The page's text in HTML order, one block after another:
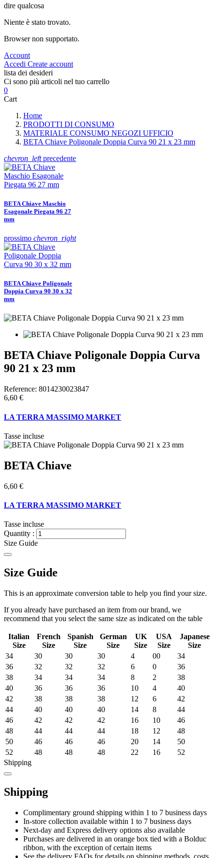
dire qualcosa
Niente è stato trovato.
Browser non supportato.
Account
Accedi Create account
lista dei desideri
Ci sono più articoli nel tuo carrello
0
Cart
Home
PRODOTTI DI CONSUMO
MATERIALE CONSUMO NEGOZI UFFICIO
BETA Chiave Poligonale Doppia Curva 90 21 x 23 mm
chevron_leftprecedente
BETA Chiave Maschio
Esagonale Piegata 96 27
mm
prossimo chevron_right
BETA Chiave Poligonale
Doppia Curva 90 30 x 32
mm
BETA Chiave Poligonale Doppia Curva
90 21 x 23 mm
Reference: 8014230023847
6,60 €
LA TERRA MASSIMO MARKET
Tasse incluse
BETA Chiave
6,60 €
LA TERRA MASSIMO MARKET
Tasse incluse
Quantity :
Size Guide
Size Guide
This is an approximate conversion table to help you find your size.
If you already have purchased an item from our brand, we
recommend that you select the same size as indicated on the table
Italian
Size
French
Size
Spanish
Size
German
Size
UK
Size
USA
Size
Japanese
Size
34
30 30 30 4 00
34
36
32 32 32 6 0
36
38
34 34 34 8 2
38
40
36 36 36 10 4
40
42
38 38 38 12 6
42
44
40 40 40 14 8
44
46
42 42 42 16 10
46
48
44 44 44 18 12
48
50
46 46 46 20 14
50
52
48 48 48 22 16
52
Shipping
Shipping
Complimentary ground shipping within 1 to 7 business days
In-store collection available within 1 to 7 business days
Next-day and Express delivery options also available
Purchases are delivered in an orange box tied with a Bolduc
ribbon, with the exception of certain items
See the delivery FAQs for details on shipping methods, costs